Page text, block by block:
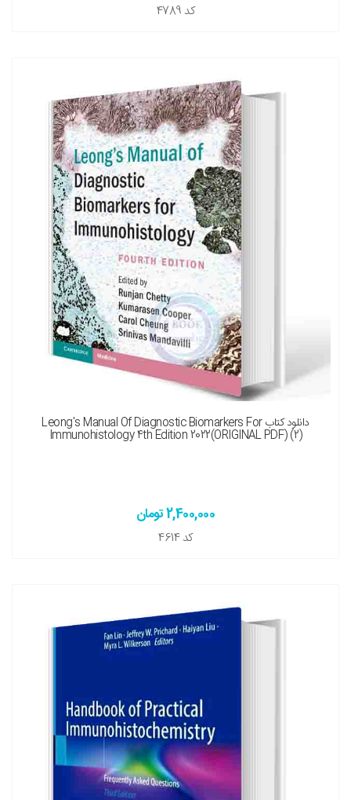
کد 4789
دانلود کتاب Leong's Manual Of Diagnostic Biomarkers For
Immunohistology 4th Edition 2022(ORIGINAL PDF) (2)
2,400,000 تومان
کد4614